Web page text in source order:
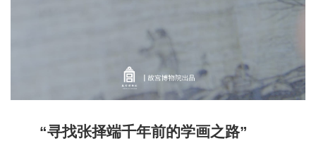
“寻找张择端千年前的学画之路”